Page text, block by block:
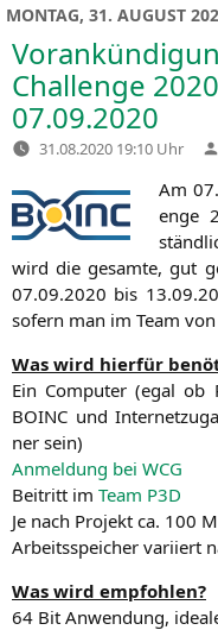
MONTAG, 31. AUGUST
Challenge
07.09.2020
31.08.2020 19:10 Uhr
Am
enge
wird die gesam­te, gut
07.09.2020 bis
sofern man im Team von
Was wird hier­für
Ein Com­pu­ter (egal ob
BOINC und
ner sein)
Anmel­dung bei WCG
Bei­tritt im Team P3D
Je nach Pro­jekt ca. 100
Arbeits­spei­cher vari­iert
Was wird empfohlen?
64 Bit Anwen­dung,